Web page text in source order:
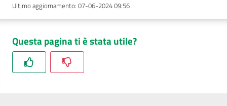
Servizi
Luoghi
di
cura
Ultimo aggiornamento: 07-06-2024 09:56
Questa pagina ti è stata utile?